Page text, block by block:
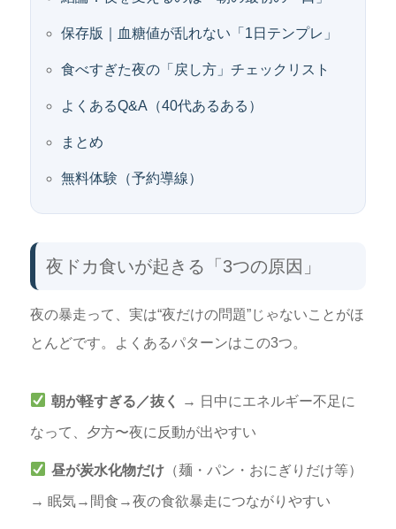
保存版｜血糖値が乱れない「1日テンプレ」
食べすぎた夜の「戻し方」チェックリスト
よくあるQ&A（40代あるある）
まとめ
無料体験（予約導線）
夜ドカ食いが起きる「3つの原因」
夜の暴走って、実は“夜だけの問題”じゃないことがほ
とんどです。よくあるパターンはこの3つ。
朝が軽すぎる／抜く → 日中にエネルギー不足に
なって、夕方〜夜に反動が出やすい
昼が炭水化物だけ （麺・パン・おにぎりだけ等）
→ 眠気→間食→夜の食欲暴走につながりやすい